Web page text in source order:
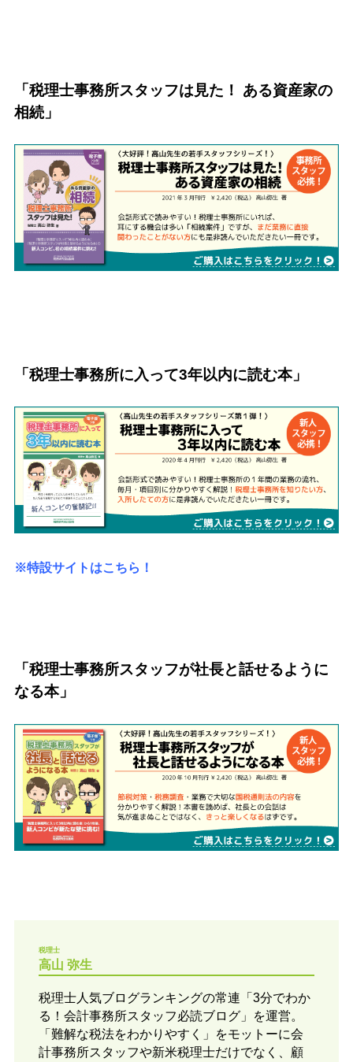
「税理士事務所スタッフは見た！ ある資産家の
相続」
「税理士事務所に入って3年以内に読む本」
※特設サイトはこちら！
「税理士事務所スタッフが社長と話せるように
なる本」
税理士
高山 弥生
税理士人気ブログランキングの常連「3分でわか
る！会計事務所スタッフ必読ブログ」を運営。
「難解な税法をわかりやすく」をモットーに会
計事務所スタッフや新米税理士だけでなく、顧